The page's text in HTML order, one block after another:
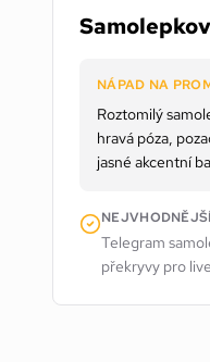
NÁPAD NA
Roztomilý
hravá póza,
jasné akcentní
Telegram
překryvy pro